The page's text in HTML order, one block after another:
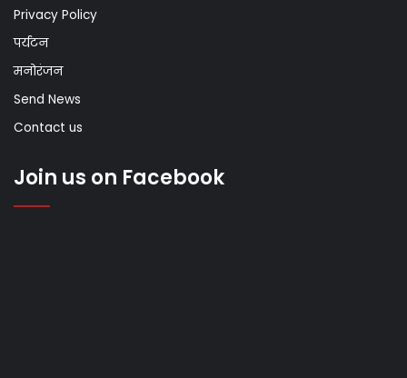
Privacy Policy
पर्यटन
मनोरंजन
Send News
Contact us
Join us on Facebook